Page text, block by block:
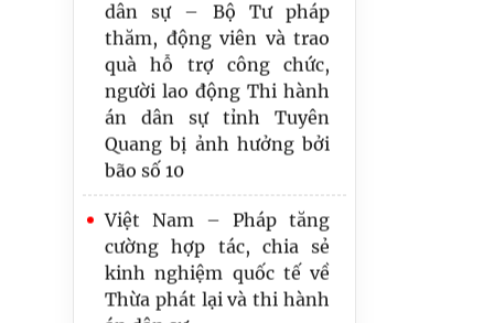
NẠI, TỐ CÁO, CÔNG TÁC
PHÒNG CHỐNG THAM
NHŨNG
Cục Quản lý Thi hành án
dân sự – Bộ Tư pháp
thăm, động viên và trao
quà hỗ trợ công chức,
người lao động Thi hành
án dân sự tỉnh Tuyên
Quang bị ảnh hưởng bởi
bão số 10
thăm, động viên và trao
quà hỗ trợ công chức,
người lao động Thi hành
án dân sự tỉnh Tuyên
Quang bị ảnh hưởng bởi
bão số 10
Việt Nam – Pháp tăng
cường hợp tác, chia sẻ
kinh nghiệm quốc tế về
Thừa phát lại và thi hành
án dân sự